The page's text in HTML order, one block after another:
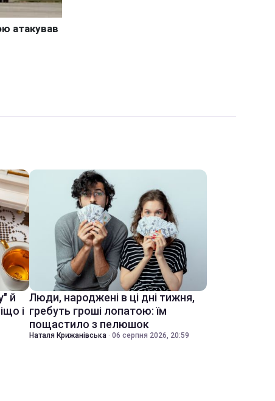
й
і
Люди, народжені в ці дні тижня,
гребуть гроші лопатою: їм
пощастило з пелюшок
Наталя Крижанівська · 06 серпня 2026, 20:59